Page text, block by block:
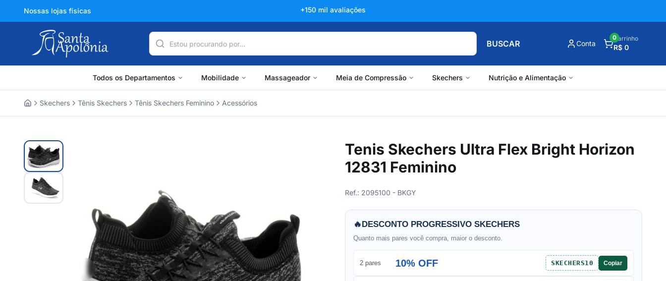
Nossas lojas físicas +150 mil avaliações
BUSCAR Conta
Carrinho
R$ 0
0
Todos os Departamentos Mobilidade Massageador Meia de Compressão Skechers Nutrição e Alimentação
Skechers Tênis Skechers Tênis Skechers Feminino Acessórios
Tenis Skechers Ultra Flex Bright Horizon
12831 Feminino
Ref.: 2095100 - BKGY
🔥DESCONTO PROGRESSIVO SKECHERS
Quanto mais pares você compra, maior o desconto.
2 pares 10% OFF SKECHERS10 Copiar